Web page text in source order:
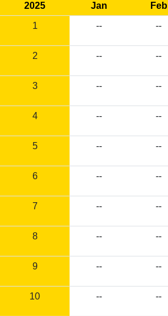
2025 Jan Feb
1
-- --
2 -- --
3 -- --
4 -- --
5 -- --
6 -- --
7 -- --
8 -- --
9 -- --
10 -- --